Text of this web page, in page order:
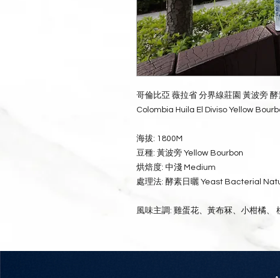
哥倫比亞 薇拉省 分界線莊園 黃波旁
Colombia Huila El Diviso Yellow
海拔: 1800M
豆種: 黃波旁 Yellow Bourbon
烘焙度: 中淺 Medium
處理法: 酵素日曬 Yeast Bacterial
風味主調: 雞蛋花、黃布冧、小柑橘、